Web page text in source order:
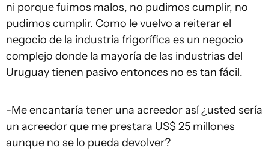
ni porque fuimos malos, no pudimos cumplir, no
pudimos cumplir. Como le vuelvo a reiterar el
negocio de la industria frigorífica es un negocio
complejo donde la mayoría de las industrias del
Uruguay tienen pasivo entonces no es tan fácil.
-Me encantaría tener una acreedor así ¿usted sería
un acreedor que me prestara US$ 25 millones
aunque no se lo pueda devolver?